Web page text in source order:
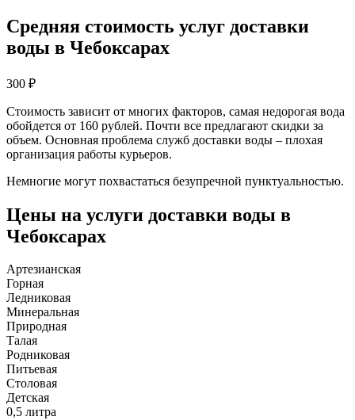
Средняя стоимость услуг доставки
воды в Чебоксарах
300 ₽
Стоимость зависит от многих факторов, самая недорогая вода
обойдется от 160 рублей. Почти все предлагают скидки за
объем. Основная проблема служб доставки воды – плохая
организация работы курьеров.
Немногие могут похвастаться безупречной пунктуальностью.
Цены на услуги доставки воды в
Чебоксарах
Артезианская
Горная
Ледниковая
Минеральная
Природная
Талая
Родниковая
Питьевая
Столовая
Детская
0,5 литра